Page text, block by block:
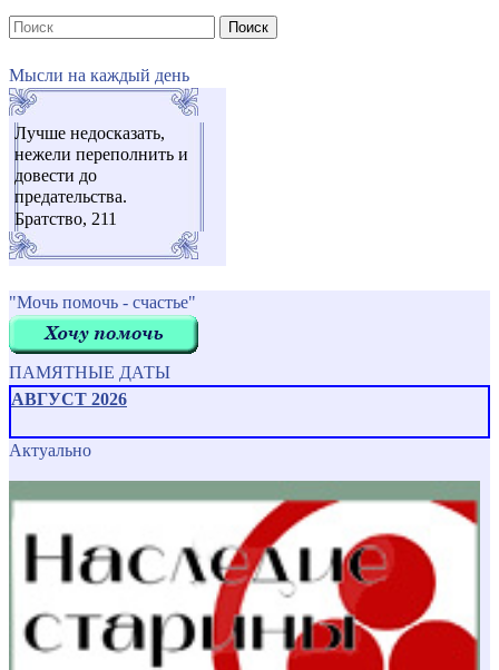
Поиск
Мысли на каждый день
Лучше недосказать,
нежели переполнить и
довести до
предательства.
Братство, 211
"Мочь помочь - счастье"
ПАМЯТНЫЕ ДАТЫ
АВГУСТ 2026
Актуально